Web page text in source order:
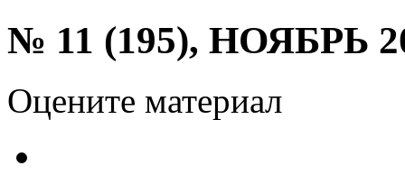
№ 11 (195), НОЯБРЬ
Оцените материал